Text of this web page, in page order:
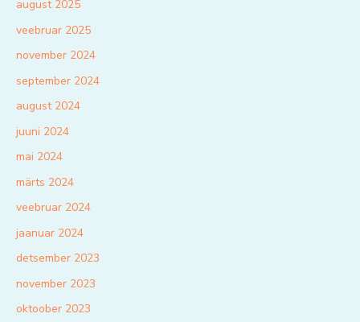
august 2025
veebruar 2025
november 2024
september 2024
august 2024
juuni 2024
mai 2024
märts 2024
veebruar 2024
jaanuar 2024
detsember 2023
november 2023
oktoober 2023